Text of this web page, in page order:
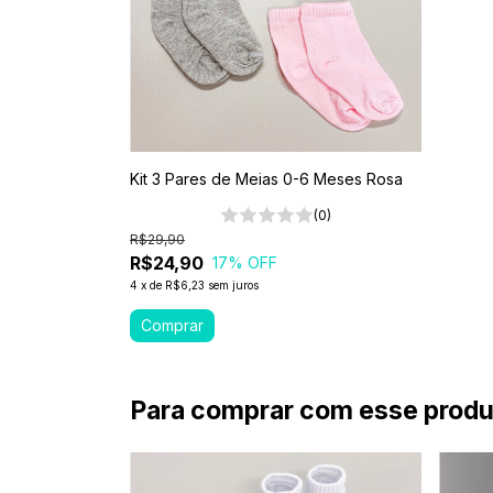
Kit 3 Pares de Meias 0-6 Meses Rosa
(0)
R$24,90
R$29,90
17% OFF
4 x de R$6,23 sem juros
Para comprar com esse